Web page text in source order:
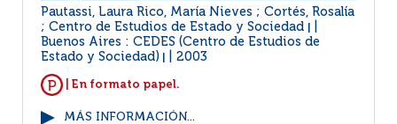
Pautassi, Laura Rico, María Nieves ; Cortés, Rosalía
; Centro de Estudios de Estado y Sociedad
Buenos Aires : CEDES (Centro de Estudios de
Estado y Sociedad)
2003
| En formato papel.
MÁS INFORMACIÓN...